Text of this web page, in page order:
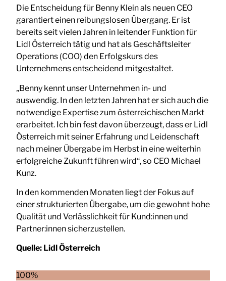
Die Entscheidung für Benny Klein als neuen CEO
garantiert einen reibungslosen Übergang. Er ist
bereits seit vielen Jahren in leitender Funktion für
Lidl Österreich tätig und hat als Geschäftsleiter
Operations (COO) den Erfolgskurs des
Unternehmens entscheidend mitgestaltet.
„Benny kennt unser Unternehmen in- und
auswendig. In den letzten Jahren hat er sich auch die
notwendige Expertise zum österreichischen Markt
erarbeitet. Ich bin fest davon überzeugt, dass er Lidl
Österreich mit seiner Erfahrung und Leidenschaft
nach meiner Übergabe im Herbst in eine weiterhin
erfolgreiche Zukunft führen wird“, so CEO Michael
Kunz.
In den kommenden Monaten liegt der Fokus auf
einer strukturierten Übergabe, um die gewohnt hohe
Qualität und Verlässlichkeit für Kund:innen und
Partner:innen sicherzustellen.
Quelle: Lidl Österreich
100%